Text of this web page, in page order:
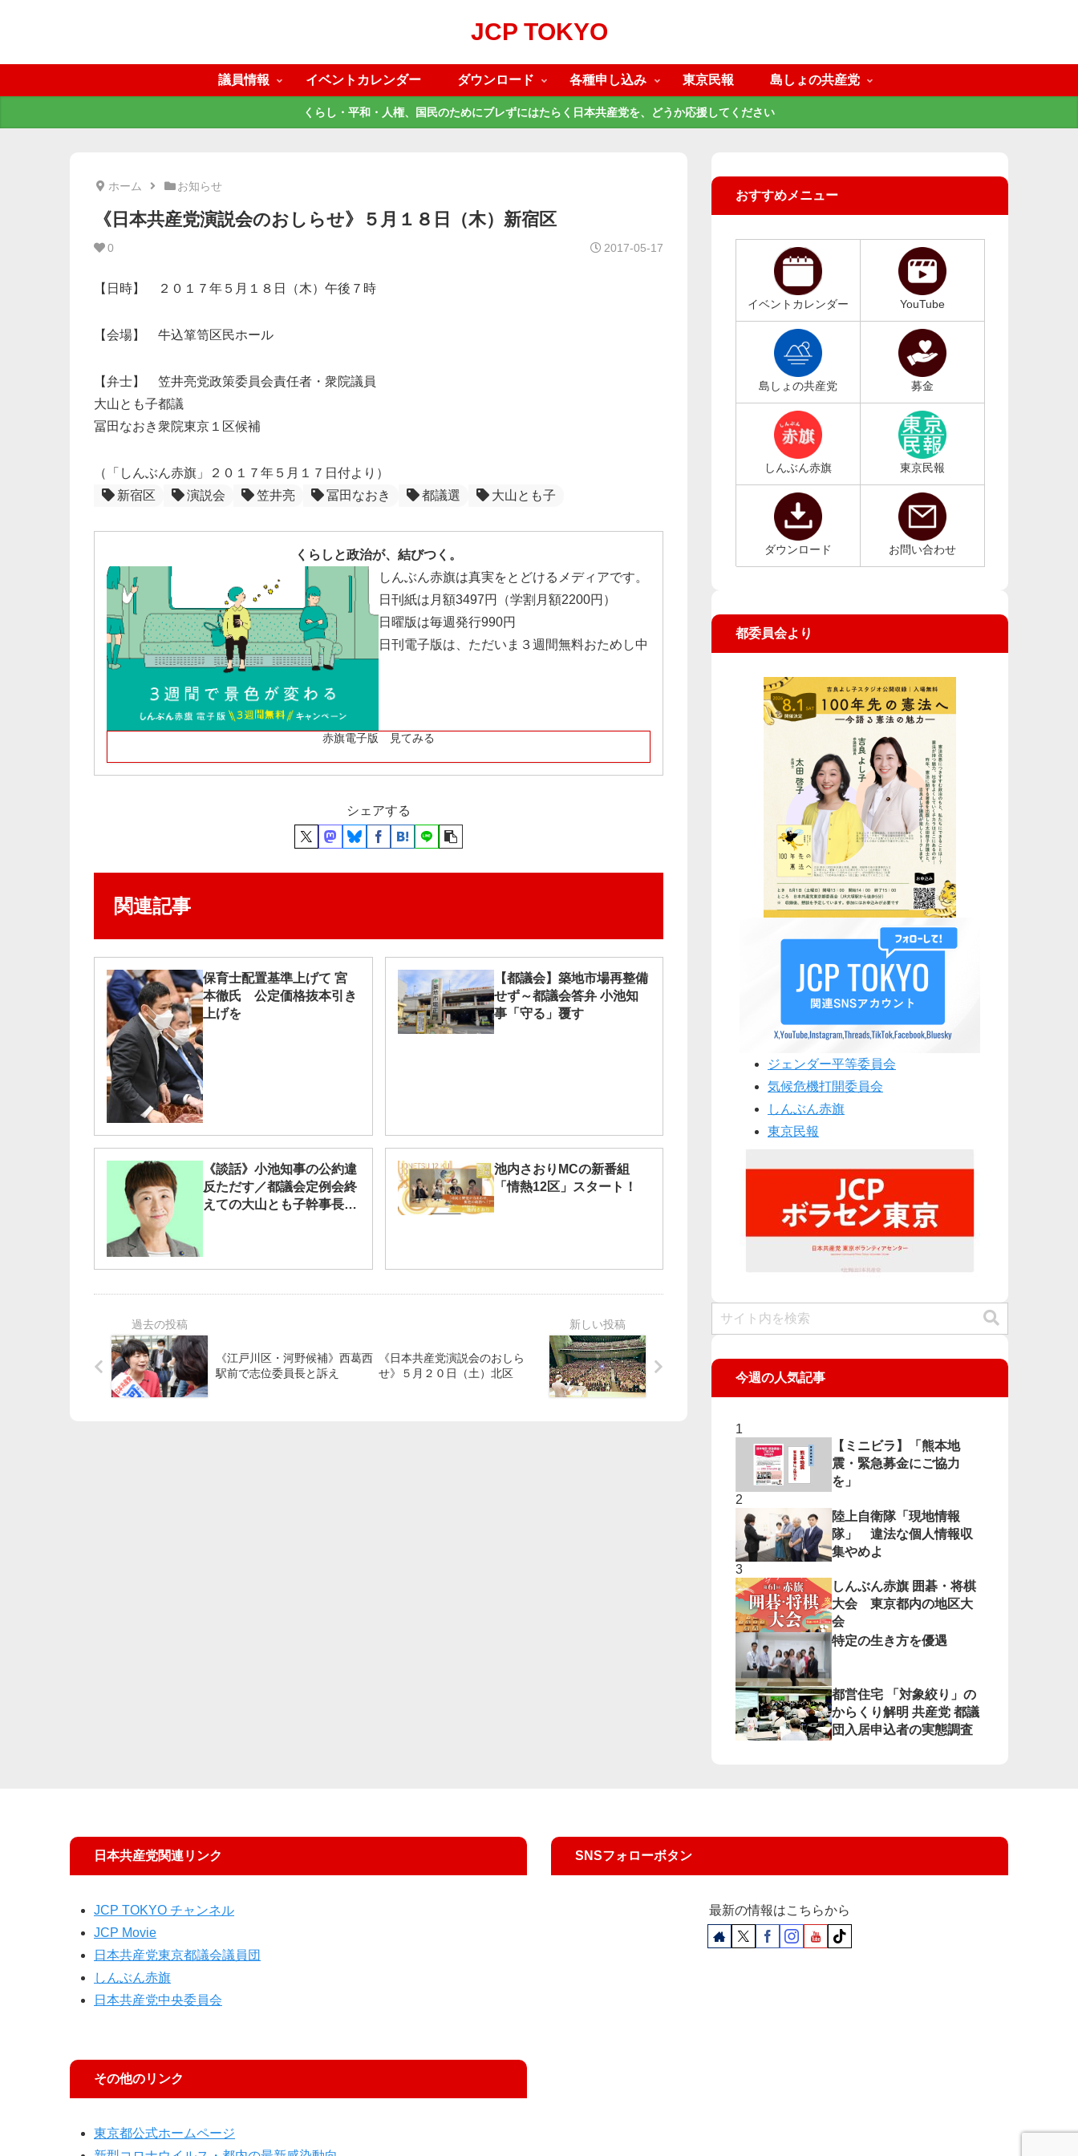
JCP TOKYO
議員情報 イベントカレンダー ダウンロード 各種申し込み 東京民報 島しょの共産党
くらし・平和・人権、国民のためにブレずにはたらく日本共産党を、どうか応援してください
ホーム お知らせ
《日本共産党演説会のおしらせ》５月１８日（木）新宿区
0 2017-05-17
【日時】 ２０１７年５月１８日（木）午後７時
【会場】 牛込箪笥区民ホール
【弁士】 笠井亮党政策委員会責任者・衆院議員
大山とも子都議
冨田なおき衆院東京１区候補
（「しんぶん赤旗」２０１７年５月１７日付より）
新宿区
演説会 笠井亮 冨田なおき 都議選 大山とも子
くらしと政治が、結びつく。
しんぶん赤旗は真実をとどけるメディアです。
日刊紙は月額3497円（学割月額2200円）
日曜版は毎週発行990円
日刊電子版は、ただいま３週間無料おためし中
赤旗電子版 見てみる
シェアする
関連記事
保育士配置基準上げて 宮
本徹氏 公定価格抜本引き
上げを
【都議会】築地市場再整備
せず～都議会答弁 小池知
事「守る」覆す
《談話》小池知事の公約違
反ただす／都議会定例会終
えての大山とも子幹事長談
池内さおりMCの新番組
「情熱12区」スタート！
《江戸川区・河野候補》西葛西
駅前で志位委員長と訴え
《日本共産党演説会のおしら
せ》５月２０日（土）北区
おすすめメニュー
イベントカレンダー YouTube
島しょの共産党 募金
しんぶん赤旗 東京民報
ダウンロード お問い合わせ
都委員会より
ジェンダー平等委員会
気候危機打開委員会
しんぶん赤旗
東京民報
今週の人気記事
【ミニビラ】「熊本地
震・緊急募金にご協力
を」
陸上自衛隊「現地情報
隊」 違法な個人情報収
集やめよ
しんぶん赤旗 囲碁・将棋
大会 東京都内の地区大
会
特定の生き方を優遇
都営住宅 「対象絞り」の
からくり解明 共産党 都議
団入居申込者の実態調査
日本共産党関連リンク
JCP TOKYO チャンネル
JCP Movie
日本共産党東京都議会議員団
しんぶん赤旗
日本共産党中央委員会
その他のリンク
東京都公式ホームページ
SNSフォローボタン
最新の情報はこちらから